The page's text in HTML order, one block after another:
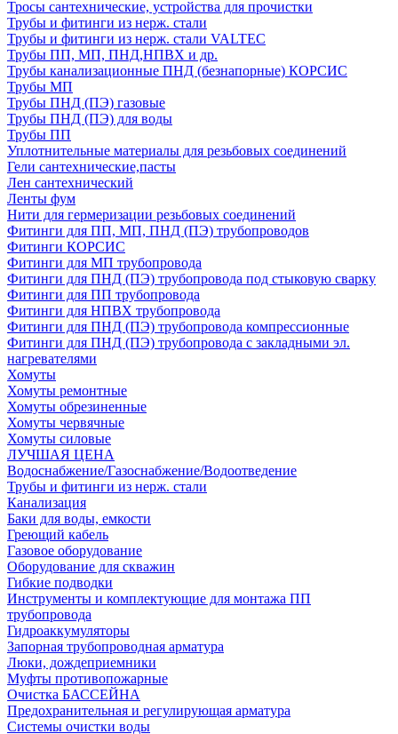
Тросы сантехнические, устройства для прочистки
Трубы и фитинги из нерж. стали
Трубы и фитинги из нерж. стали VALTEC
Трубы ПП, МП, ПНД,НПВХ и др.
Трубы канализационные ПНД (безнапорные) КОРСИС
Трубы МП
Трубы ПНД (ПЭ) газовые
Трубы ПНД (ПЭ) для воды
Трубы ПП
Уплотнительные материалы для резьбовых соединений
Гели сантехнические,пасты
Лен сантехнический
Ленты фум
Нити для гермеризации резьбовых соединений
Фитинги для ПП, МП, ПНД (ПЭ) трубопроводов
Фитинги КОРСИС
Фитинги для МП трубопровода
Фитинги для ПНД (ПЭ) трубопровода под стыковую сварку
Фитинги для ПП трубопровода
Фитинги для НПВХ трубопровода
Фитинги для ПНД (ПЭ) трубопровода компрессионные
Фитинги для ПНД (ПЭ) трубопровода с закладными эл.
нагревателями
Хомуты
Хомуты ремонтные
Хомуты обрезиненные
Хомуты червячные
Хомуты силовые
ЛУЧШАЯ ЦЕНА
Водоснабжение/Газоснабжение/Водоотведение
Трубы и фитинги из нерж. стали
Канализация
Баки для воды, емкости
Греющий кабель
Газовое оборудование
Оборудование для скважин
Гибкие подводки
Инструменты и комплектующие для монтажа ПП
трубопровода
Гидроаккумуляторы
Запорная трубопроводная арматура
Люки, дождеприемники
Муфты противопожарные
Очистка БАССЕЙНА
Предохранительная и регулирующая арматура
Системы очистки воды